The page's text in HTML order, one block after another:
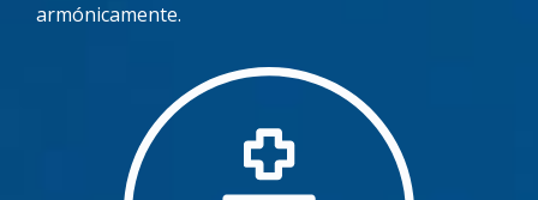
armónicamente.